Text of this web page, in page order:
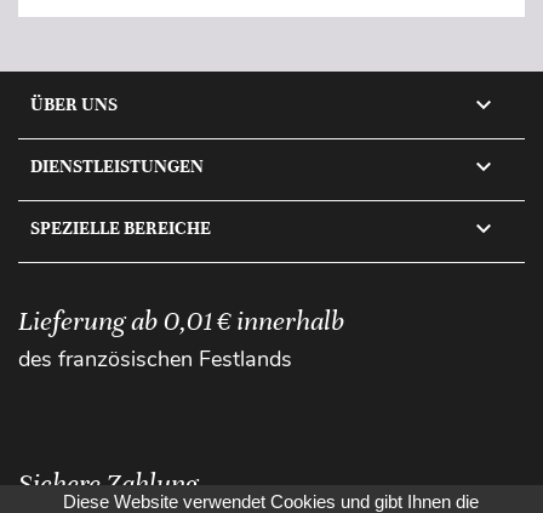
ÜBER UNS 
DIENSTLEISTUNGEN 
SPEZIELLE BEREICHE 
Lieferung ab 0,01 € innerhalb
des französischen Festlands
Sichere Zahlung
Diese Website verwendet Cookies und gibt Ihnen die